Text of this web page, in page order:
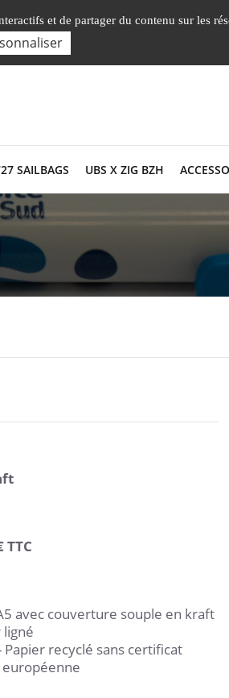
Nos Facultés,
SAILBAGS UBS X ZIG BZH
TTC
avec couverture souple en kraft
Papier recyclé sans certificat
et de partager du contenu sur les